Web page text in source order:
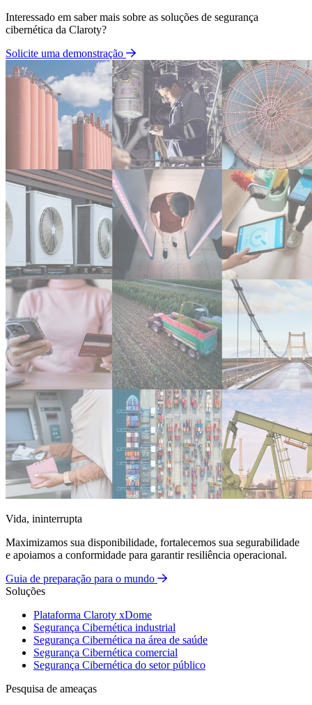
Interessado em saber mais sobre as soluções de segurança
cibernética da Claroty?
Solicite uma demonstração
Vida, ininterrupta
Maximizamos sua disponibilidade, fortalecemos sua segurabilidade
e apoiamos a conformidade para garantir resiliência operacional.
Guia de preparação para o mundo
Soluções
Plataforma Claroty xDome
Segurança Cibernética industrial
Segurança Cibernética na área de saúde
Segurança Cibernética comercial
Segurança Cibernética do setor público
Pesquisa de ameaças